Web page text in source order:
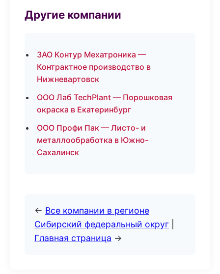
Другие компании
ЗАО Контур Мехатроника —
Контрактное производство в
Нижневартовск
ООО Лаб TechPlant — Порошковая
окраска в Екатеринбург
ООО Профи Пак — Листо- и
металлообработка в Южно-
Сахалинск
← Все компании в регионе
Сибирский федеральный округ
Главная страница →